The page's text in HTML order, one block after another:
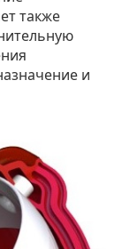
также
и